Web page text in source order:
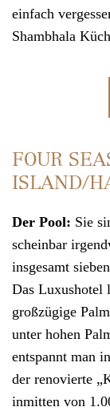
einfach
Shambhala
FOUR
ISLAND/
Der Pool: Sie
scheinbar
insgesamt
Das Luxushotel
großzügige
unter hohen
entspannt man
der renovierte
inmitten von